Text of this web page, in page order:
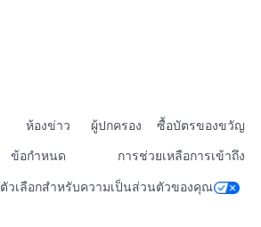
ห้องข่าว ผู้ปกครอง
ซื้อบัตรของขวัญ
ข้อกำหนด
การช่วยเหลือการเข้าถึง
ตัวเลือกสำหรับความเป็นส่วนตัวของคุณ